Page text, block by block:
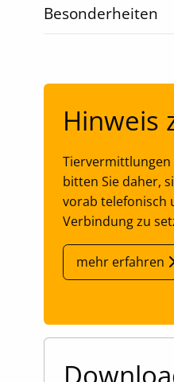
Besonderheiten
Hinweis
bitten Sie daher,
vorab telefonisch
Verbindung zu
mehr erfahren